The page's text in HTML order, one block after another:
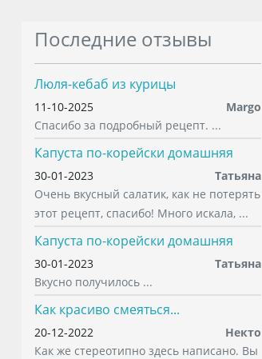
Последние отзывы
Люля-кебаб из курицы
11-10-2025
Margo
Спасибо за подробный рецепт. ...
Капуста по-корейски домашняя
30-01-2023
Татьяна
Очень вкусный салатик, как не потерять
этот рецепт, спасибо! Много искала, ...
Капуста по-корейски домашняя
30-01-2023
Татьяна
Вкусно получилось ...
Как красиво смеяться...
20-12-2022
Некто
Как же стереотипно здесь написано. Вы